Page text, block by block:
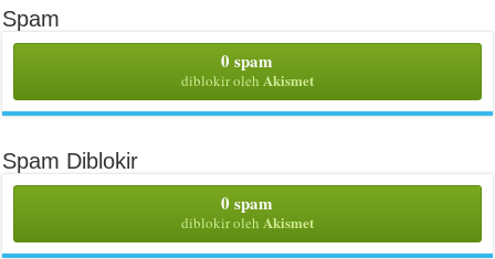
Spam
0 spam
diblokir oleh Akismet
Spam Diblokir
0 spam
diblokir oleh Akismet